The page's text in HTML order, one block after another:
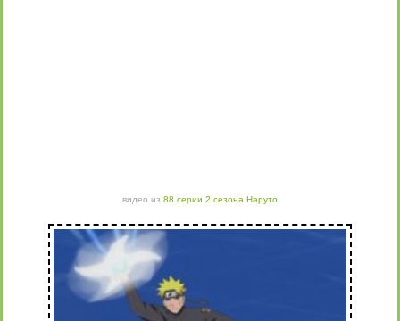
видео из 88 серии 2 сезона Наруто